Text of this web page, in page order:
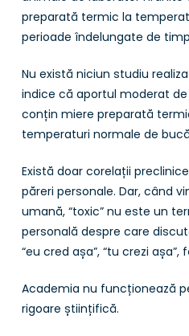
preparată termic la
perioade îndelungate de
Nu există niciun studiu
indice că aportul moderat
conțin miere preparată
temperaturi normale de
Există doar corelații
păreri personale. Dar, când
umană, “toxic” nu este un
personală despre care
“eu cred așa”, “tu crezi
Academia nu funcționează
rigoare științifică.